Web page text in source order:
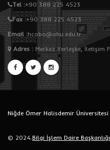
Tel :+90 388 225 4523
Fax :+90 388 225 4523
Email :hcobo@ohu.edu.tr
Adres : Merkez Yerleşke, İletişim
Niğde Ömer Halisdemir Üniversitesi
© 2024.Bilgi İşlem Daire Başkanlığı